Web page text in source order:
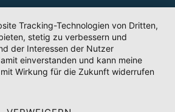
Tracking-Technologien von Dritten,
stetig zu verbessern und
der Interessen der Nutzer
einverstanden und kann meine
Wirkung für die Zukunft widerrufen